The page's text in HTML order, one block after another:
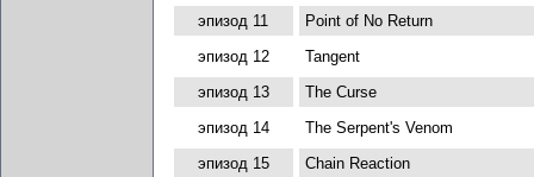
эпизод 11
Point of No Return
эпизод 12
Tangent
эпизод 13
The Curse
эпизод 14
The Serpent's Venom
эпизод 15
Chain Reaction